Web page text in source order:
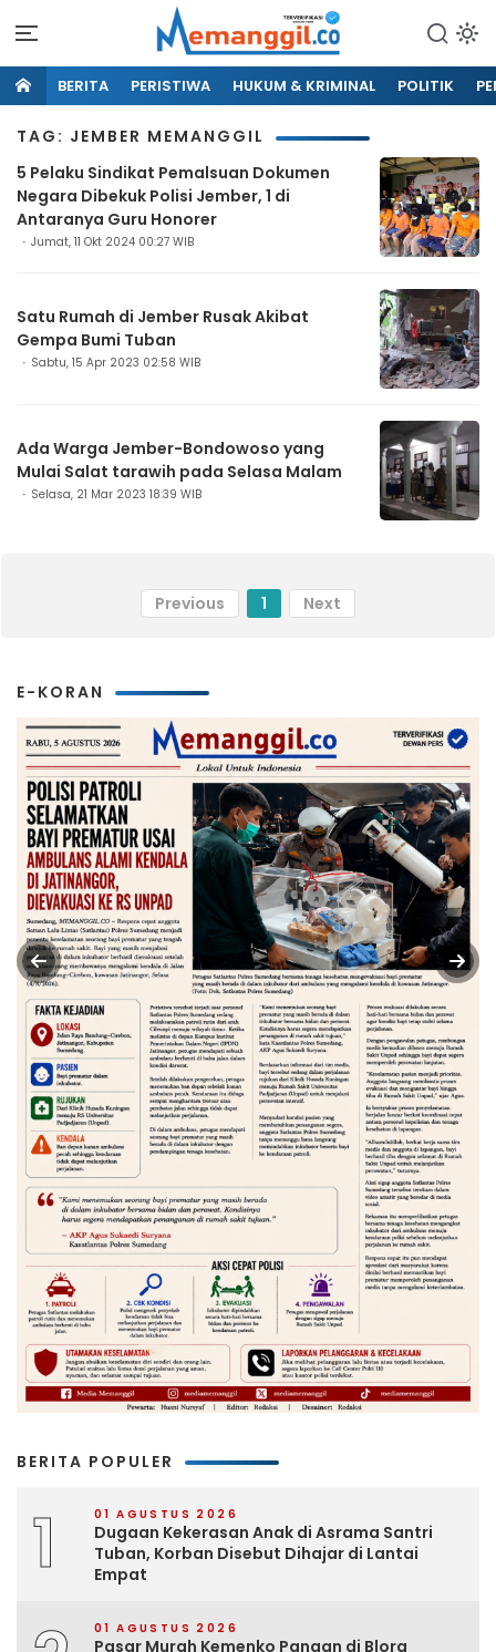
BERITA PERISTIWA HUKUM & KRIMINAL POLITIK
TAG: JEMBER MEMANGGIL
5 Pelaku Sindikat Pemalsuan Dokumen
Negara Dibekuk Polisi Jember, 1 di
Antaranya Guru Honorer
Jumat, 11 Okt 2024 00:27 WIB
Satu Rumah di Jember Rusak Akibat
Gempa Bumi Tuban
Sabtu, 15 Apr 2023 02:58 WIB
Ada Warga Jember-Bondowoso yang
Mulai Salat tarawih pada Selasa Malam
Selasa, 21 Mar 2023 18:39 WIB
Previous 1 Next
E-KORAN
BERITA POPULER
1 01 AGUSTUS 2026
Dugaan Kekerasan Anak di Asrama Santri
Tuban, Korban Disebut Dihajar di Lantai
Empat
01 AGUSTUS 2026
Pasar Murah Kemenko Pangan di Blora